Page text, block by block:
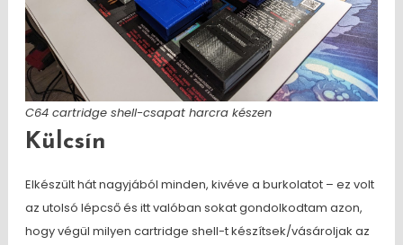
C64 cartridge shell-csapat harcra készen
Külcsín
Elkészült hát nagyjából minden, kivéve a burkolatot – ez volt
az utolsó lépcső és itt valóban sokat gondolkodtam azon,
hogy végül milyen cartridge shell-t készítsek/vásároljak az